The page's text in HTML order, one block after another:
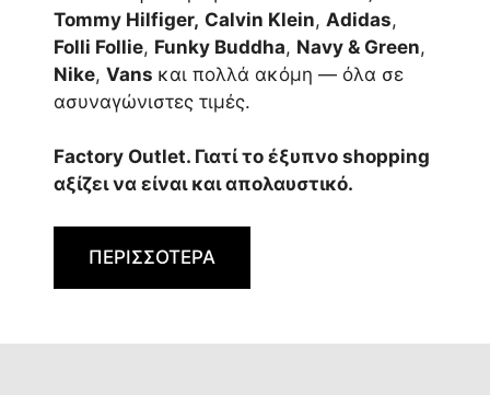
Tommy Hilfiger, Calvin Klein, Adidas,
Folli Follie, Funky Buddha, Navy & Green,
Nike, Vans και πολλά ακόμη — όλα σε
ασυναγώνιστες τιμές.
Factory Outlet. Γιατί το έξυπνο shopping
αξίζει να είναι και απολαυστικό.
ΠΕΡΙΣΣΟΤΕΡΑ